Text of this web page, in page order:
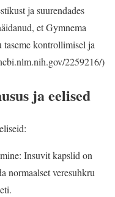
ja suurendades
et Gymnema
kontrollimisel ja
2259216/)
ja eelised
Insuvit kapslid on
normaalset veresuhkru